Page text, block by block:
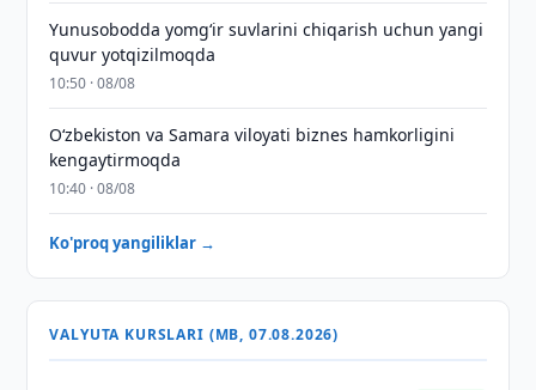
Yunusobodda yomg‘ir suvlarini chiqarish uchun yangi
quvur yotqizilmoqda
10:50 · 08/08
Oʻzbekiston va Samara viloyati biznes hamkorligini
kengaytirmoqda
10:40 · 08/08
Ko'proq yangiliklar →
VALYUTA KURSLARI (MB, 07.08.2026)